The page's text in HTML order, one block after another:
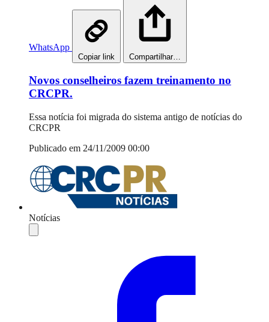
WhatsApp
Copiar link Compartilhar…
Novos conselheiros fazem treinamento no
CRCPR.
Essa notícia foi migrada do sistema antigo de notícias do
CRCPR
Publicado em 24/11/2009 00:00
Notícias
Compartilhar